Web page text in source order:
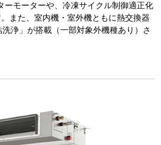
ーモーターや、冷凍サイクル制御適正化
また、室内機・室外機ともに熱交換器
浄」が搭載（一部対象外機種あり）さ